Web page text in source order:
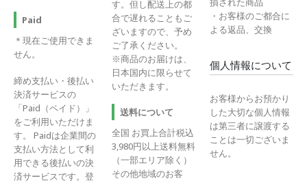
Paid
＊現在ご使用できま
せん。
締め支払い・後払い
決済サービスの
「Paid（ペイド）」
をご利用いただけま
す。 Paidは企業間の
支払い方法として利
用できる後払いの決
済サービスです。登
す。但し配送上の都
合で遅れることもご
ざいますので、予め
ご了承ください。
※商品のお届けは、
日本国内に限らせて
いただきます。
送料について
全国 お買上合計税込
3,980円以上送料無料
（一部エリア除く）
その他地域のお客
・お客様のご都合に
よる返品、交換
個人情報について
お客様からお預かり
した大切な個人情報
は第三者に譲渡する
ことは一切ございま
せん。